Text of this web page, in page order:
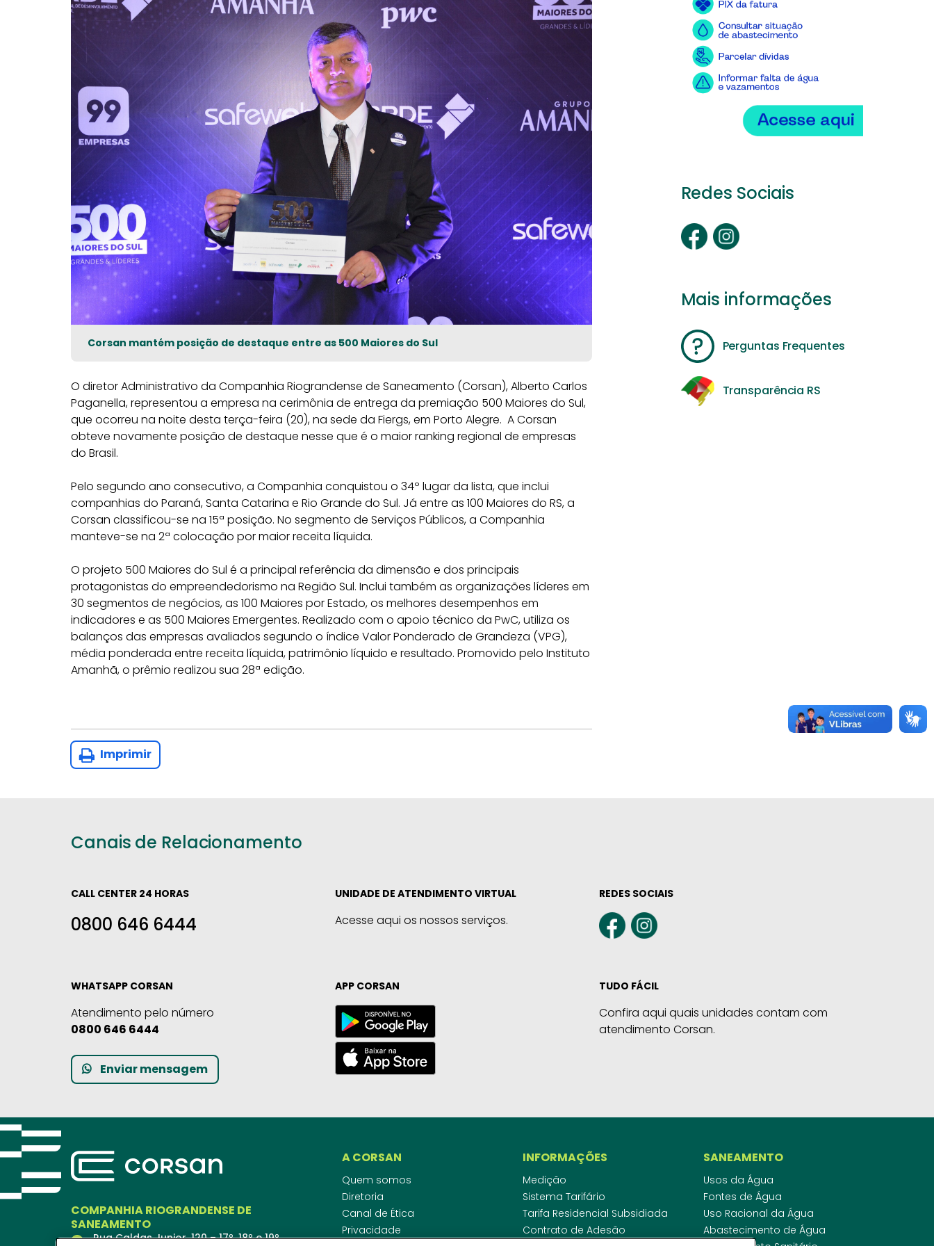
Corsan mantém posição de destaque entre as 500 Maiores do Sul
O diretor Administrativo da Companhia Riograndense de Saneamento (Corsan), Alberto Carlos
Paganella, representou a empresa na cerimônia de entrega da premiação 500 Maiores do Sul,
que ocorreu na noite desta terça-feira (20), na sede da Fiergs, em Porto Alegre. A Corsan
obteve novamente posição de destaque nesse que é o maior ranking regional de empresas
do Brasil.
Pelo segundo ano consecutivo, a Companhia conquistou o 34º lugar da lista, que inclui
companhias do Paraná, Santa Catarina e Rio Grande do Sul. Já entre as 100 Maiores do RS, a
Corsan classificou-se na 15ª posição. No segmento de Serviços Públicos, a Companhia
manteve-se na 2ª colocação por maior receita líquida.
O projeto 500 Maiores do Sul é a principal referência da dimensão e dos principais
protagonistas do empreendedorismo na Região Sul. Inclui também as organizações líderes em
30 segmentos de negócios, as 100 Maiores por Estado, os melhores desempenhos em
indicadores e as 500 Maiores Emergentes. Realizado com o apoio técnico da PwC, utiliza os
balanços das empresas avaliados segundo o índice Valor Ponderado de Grandeza (VPG),
média ponderada entre receita líquida, patrimônio líquido e resultado. Promovido pelo Instituto
Amanhã, o prêmio realizou sua 28ª edição.
Imprimir
Redes Sociais
Mais informações
Perguntas Frequentes
Transparência RS
Canais de Relacionamento
CALL CENTER 24 HORAS
0800 646 6444
UNIDADE DE ATENDIMENTO VIRTUAL
Acesse aqui os nossos serviços.
REDES SOCIAIS
WHATSAPP CORSAN
Atendimento pelo número
0800 646 6444
Enviar mensagem
APP CORSAN TUDO FÁCIL
Confira aqui quais unidades contam com
atendimento Corsan.
COMPANHIA RIOGRANDENSE DE
SANEAMENTO
Rua Caldas Junior, 120 – 17º, 18º e 19º
A CORSAN
Quem somos
Diretoria
Canal de Ética
Privacidade
INFORMAÇÕES
Medição
Sistema Tarifário
Tarifa Residencial Subsidiada
Contrato de Adesão
SANEAMENTO
Usos da Água
Fontes de Água
Uso Racional da Água
Abastecimento de Água